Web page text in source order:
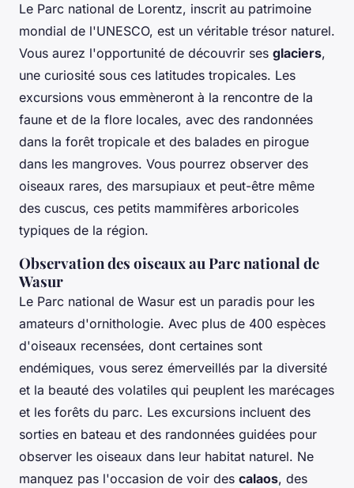
Le Parc national de Lorentz, inscrit au patrimoine
mondial de l'UNESCO, est un véritable trésor naturel.
Vous aurez l'opportunité de découvrir ses glaciers,
une curiosité sous ces latitudes tropicales. Les
excursions vous emmèneront à la rencontre de la
faune et de la flore locales, avec des randonnées
dans la forêt tropicale et des balades en pirogue
dans les mangroves. Vous pourrez observer des
oiseaux rares, des marsupiaux et peut-être même
des cuscus, ces petits mammifères arboricoles
typiques de la région.
Observation des oiseaux au Parc national de
Wasur
Le Parc national de Wasur est un paradis pour les
amateurs d'ornithologie. Avec plus de 400 espèces
d'oiseaux recensées, dont certaines sont
endémiques, vous serez émerveillés par la diversité
et la beauté des volatiles qui peuplent les marécages
et les forêts du parc. Les excursions incluent des
sorties en bateau et des randonnées guidées pour
observer les oiseaux dans leur habitat naturel. Ne
manquez pas l'occasion de voir des calaos, des